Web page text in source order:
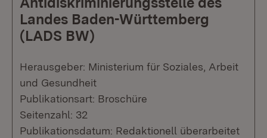
Landes Baden-Württemberg
(LADS BW)
Herausgeber: Ministerium für Soziales, Arbeit
und Gesundheit
Publikationsart: Broschüre
Seitenzahl: 32
Publikationsdatum: Redaktionell überarbeitet